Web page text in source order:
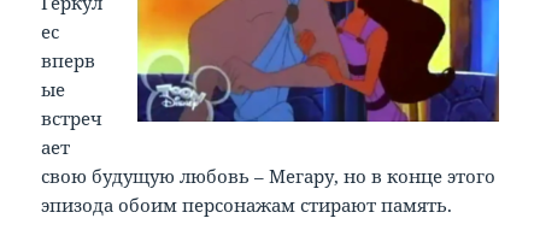
ес
вперв
ые
встреч
ает
свою будущую любовь – Мегару, но в конце этого
эпизода обоим персонажам стирают память.